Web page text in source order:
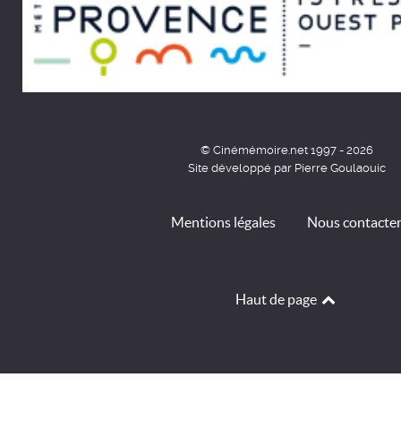
© Cinémémoire.net 1997 - 2026
Site développé par Pierre Goulaouic
Mentions légales Nous contacter
Haut de page